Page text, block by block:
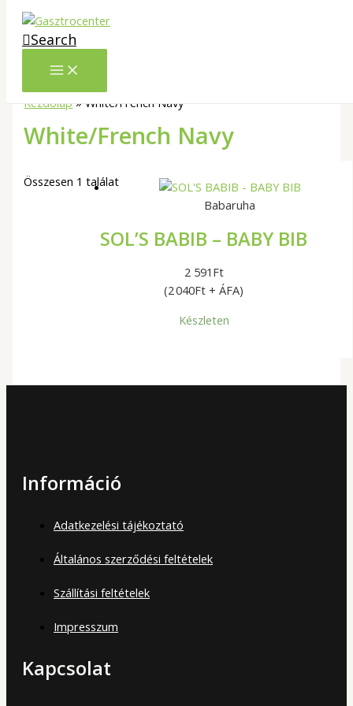
Skip to content
Search
Kezdőlap » White/French Navy
White/French Navy
Összesen 1 találat
Babaruha
SOL’S BABIB – BABY BIB
2 591 Ft
(2 040Ft + ÁFA)
Készleten
Információ
Adatkezelési tájékoztató
Általános szerződési feltételek
Szállítási feltételek
Impresszum
Kapcsolat